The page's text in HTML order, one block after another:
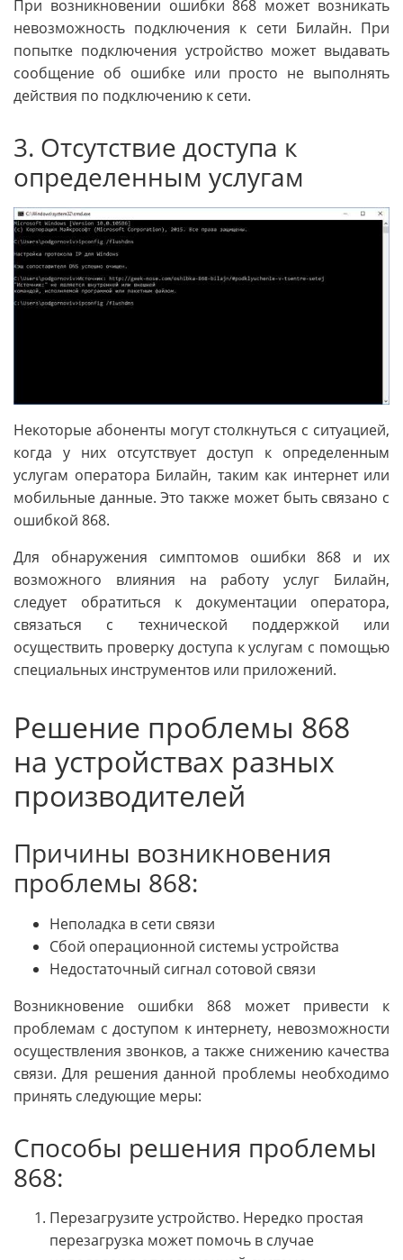
При возникновении ошибки 868 может возникать
невозможность подключения к сети Билайн. При
попытке подключения устройство может выдавать
сообщение об ошибке или просто не выполнять
действия по подключению к сети.
3. Отсутствие доступа к
определенным услугам
Некоторые абоненты могут столкнуться с ситуацией,
когда у них отсутствует доступ к определенным
услугам оператора Билайн, таким как интернет или
мобильные данные. Это также может быть связано с
ошибкой 868.
Для обнаружения симптомов ошибки 868 и их
возможного влияния на работу услуг Билайн,
следует обратиться к документации оператора,
связаться с технической поддержкой или
осуществить проверку доступа к услугам с помощью
специальных инструментов или приложений.
Решение проблемы 868
на устройствах разных
производителей
Причины возникновения
проблемы 868:
Неполадка в сети связи
Сбой операционной системы устройства
Недостаточный сигнал сотовой связи
Возникновение ошибки 868 может привести к
проблемам с доступом к интернету, невозможности
осуществления звонков, а также снижению качества
связи. Для решения данной проблемы необходимо
принять следующие меры:
Способы решения проблемы
868:
Перезагрузите устройство. Нередко простая
перезагрузка может помочь в случае